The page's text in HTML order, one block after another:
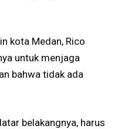
kota Medan, Rico
untuk menjaga
bahwa tidak ada
belakangnya, harus